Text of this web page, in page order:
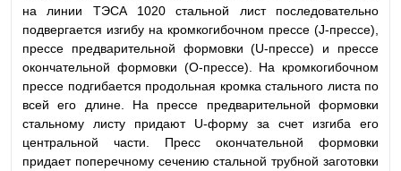
на линии ТЭСА 1020 стальной лист последовательно
подвергается изгибу на кромкогибочном прессе (J-прессе),
прессе предварительной формовки (U-прессе) и прессе
окончательной формовки (О-прессе). На кромкогибочном
прессе подгибается продольная кромка стального листа по
всей его длине. На прессе предварительной формовки
стальному листу придают U-форму за счет изгиба его
центральной части. Пресс окончательной формовки
придает поперечному сечению стальной трубной заготовки